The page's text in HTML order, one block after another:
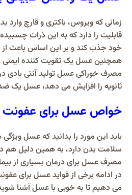
زمانی که ویروس، باکتری و قارچ
قابلیت را دارد که به این ذرات
خود جذب کند و بر این اساس باعث
همچنین عسل یک تقویت کننده
مصرف خوراکی عسل تولید آنتی بادی
ثانویه را افزایش می دهد، عسل یک
خواص عسل برای
باید این مورد را بدانید که عسل
سلامت بدن دارد، به همین دلیل هم
مصرف عسل برای درمان بسیاری از
در ادامه برخی از فواید عسل برای
می دهیم تا به خوبی با عسل آشنا